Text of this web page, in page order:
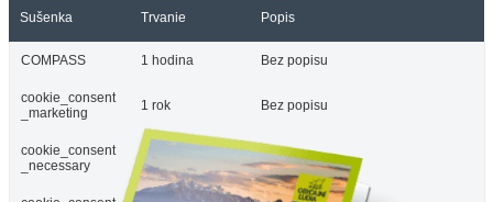
Sušenka Trvanie Popis
COMPASS 1 hodina Bez popisu
cookie_consent
_marketing
1 rok Bez popisu
cookie_consent
_necessary
1 rok Bez popisu